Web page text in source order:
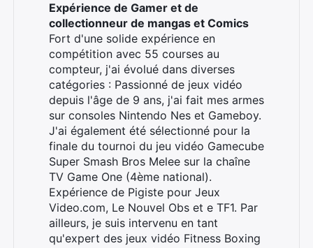
Expérience de Gamer et de
collectionneur de mangas et Comics
Fort d'une solide expérience en
compétition avec 55 courses au
compteur, j'ai évolué dans diverses
catégories : Passionné de jeux vidéo
depuis l'âge de 9 ans, j'ai fait mes armes
sur consoles Nintendo Nes et Gameboy.
J'ai également été sélectionné pour la
finale du tournoi du jeu vidéo Gamecube
Super Smash Bros Melee sur la chaîne
TV Game One (4ème national).
Expérience de Pigiste pour Jeux
Video.com, Le Nouvel Obs et e TF1. Par
ailleurs, je suis intervenu en tant
qu'expert des jeux vidéo Fitness Boxing